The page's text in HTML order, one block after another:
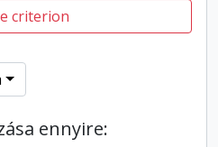
criterion
ennyire: